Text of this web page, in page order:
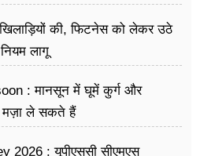
की, फिटनेस को लेकर उठे
लागू
: मानसून में घूमें कुर्ग और
मज़ा ले सकते हैं
2026 : यूपीएससी सीएमएस